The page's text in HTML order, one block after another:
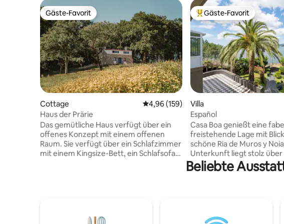
Gäste-Favorit
Gäste-Favorit
Cottage Durchschnittliche Bewertung: 4,96 von
4,96 (159)
Haus der Prärie
Das gemütliche Haus verfügt über ein
offenes Konzept mit einem offenen
Raum. Sie verfügt über ein Schlafzimmer
mit einem Kingsize-Bett, ein Schlafsofa,
Beliebter Gäste-Favorit.
Gäste-Favorit
Villa
Español
Casa Boa genießt eine
freistehende Lage mit
schöne Ria de Muros y
Unterkunft liegt stolz über
Küstenweg, nur einen
Meer und einem
modernen Alltags zu
Beliebte